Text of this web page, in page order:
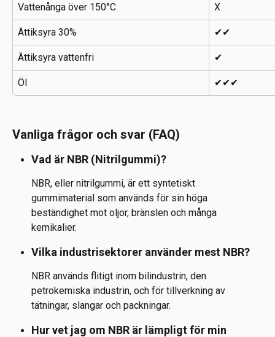
Vattenånga över 150°C X
Ättiksyra 30% ✔✔
Ättiksyra vattenfri ✔
Öl ✔✔✔
Vanliga frågor och svar (FAQ)
Vad är NBR (Nitrilgummi)?
NBR, eller nitrilgummi, är ett syntetiskt
gummimaterial som används för sin höga
beständighet mot oljor, bränslen och många
kemikalier.
Vilka industrisektorer använder mest NBR?
NBR används flitigt inom bilindustrin, den
petrokemiska industrin, och för tillverkning av
tätningar, slangar och packningar.
Hur vet jag om NBR är lämpligt för min